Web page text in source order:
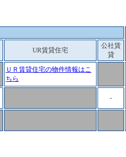
UR賃貸住宅
公社賃
貸
ＵＲ賃貸住宅の物件情報はこ
ちら
-